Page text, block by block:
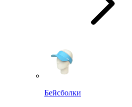
Бейсболки